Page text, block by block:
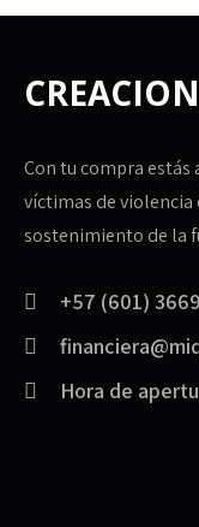
Con tu compra estás
víctimas de violencia
sostenimiento de la
+57 (601)
Hora de